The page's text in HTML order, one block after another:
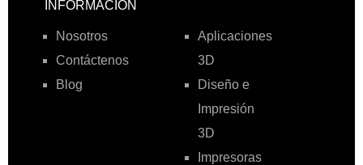
INFORMACIÓN
Nosotros
Contáctenos
Blog
Aplicaciones
3D
Diseño e
Impresión
3D
Impresoras